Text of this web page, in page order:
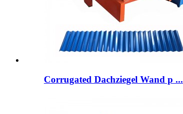
Corrugated Dachziegel Wand p ...